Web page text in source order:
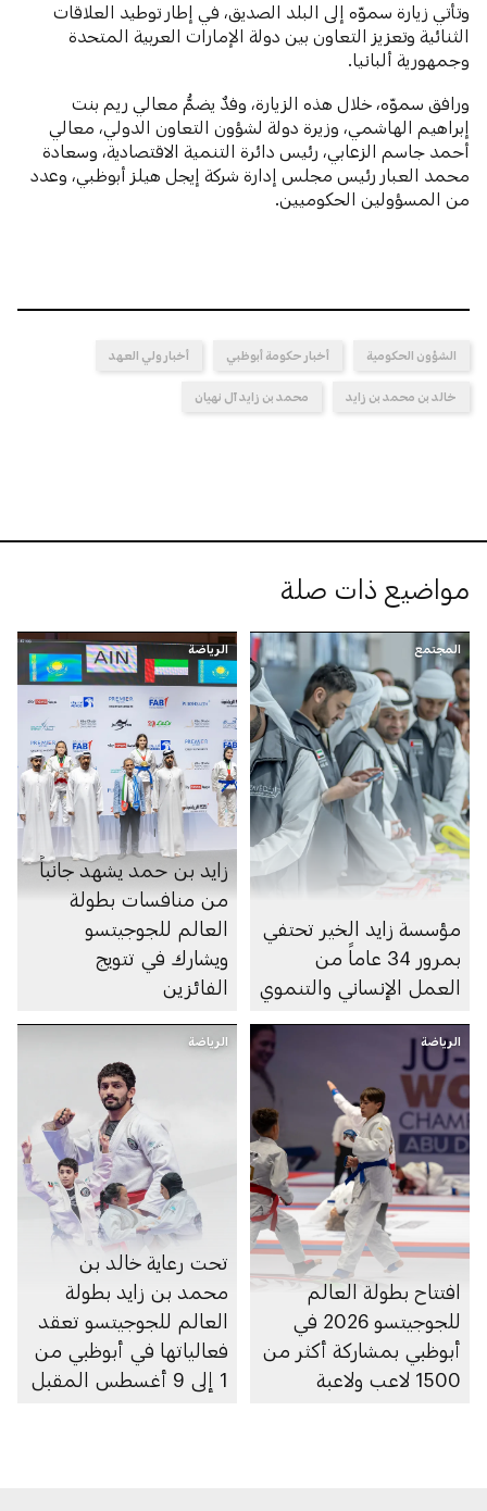
وتأتي زيارة سموّه إلى البلد الصديق، في إطار توطيد العلاقات
الثنائية وتعزيز التعاون بين دولة الإمارات العربية المتحدة
وجمهورية ألبانيا.
ورافق سموّه، خلال هذه الزيارة، وفدٌ يضمُّ معالي ريم بنت
إبراهيم الهاشمي، وزيرة دولة لشؤون التعاون الدولي، معالي
أحمد جاسم الزعابي، رئيس دائرة التنمية الاقتصادية، وسعادة
محمد العبار رئيس مجلس إدارة شركة إيجل هيلز أبوظبي، وعدد
من المسؤولين الحكوميين.
الشؤون الحكومية أخبار حكومة أبوظبي أخبار ولي العهد
خالد بن محمد بن زايد محمد بن زايد آل نهيان
مواضيع ذات صلة
المجتمع
مؤسسة زايد الخير تحتفي
بمرور 34 عاماً من
العمل الإنساني والتنموي
الرياضة
زايد بن حمد يشهد جانباً
من منافسات بطولة
العالم للجوجيتسو
ويشارك في تتويج
الفائزين
الرياضة
افتتاح بطولة العالم
للجوجيتسو 2026 في
أبوظبي بمشاركة أكثر من
1500 لاعب ولاعبة
الرياضة
تحت رعاية خالد بن
محمد بن زايد بطولة
العالم للجوجيتسو تعقد
فعالياتها في أبوظبي من
1 إلى 9 أغسطس المقبل